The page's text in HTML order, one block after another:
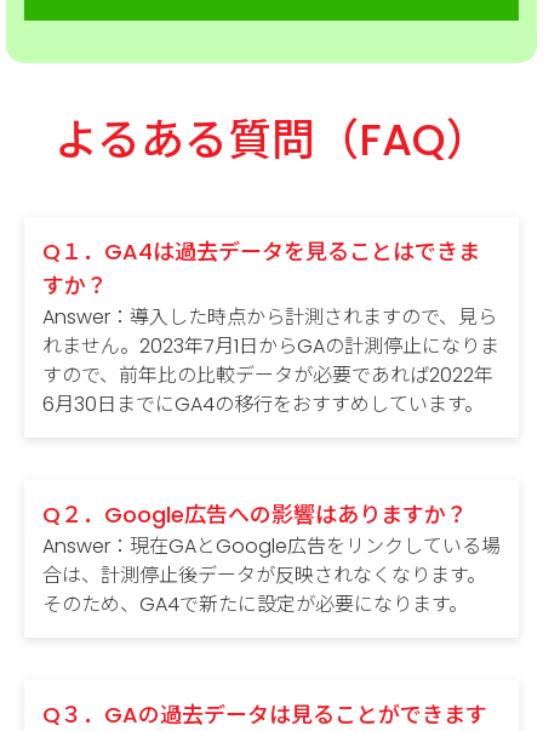
よるある質問（FAQ）
Q１．GA4は過去データを見ることはできま
すか？
Answer：導入した時点から計測されますので、見ら
れません。2023年7月1日からGAの計測停止になりま
すので、前年比の比較データが必要であれば2022年
6月30日までにGA4の移行をおすすめしています。
Q２．Google広告への影響はありますか？
Answer：現在GAとGoogle広告をリンクしている場
合は、計測停止後データが反映されなくなります。
そのため、GA4で新たに設定が必要になります。
Q３．GAの過去データは見ることができます